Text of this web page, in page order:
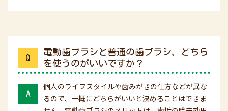
Q
電動歯ブラシと普通の歯ブラシ、どちら
を使うのがいいですか？
A
個人のライフスタイルや歯みがきの仕方などが異な
るので、一概にどちらがいいと決めることはできま